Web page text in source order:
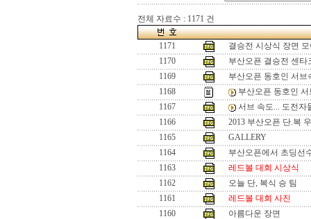
전체 자료수 : 1171 건
1171
결승전 시상식 장면
1170
부산오픈 결승전 센타
1169
부산오픈 동호인 서브
1168
부산오픈 동호인
1167
서브 속도... 도전자
1166
2013 부산오픈 단.복
1165
GALLERY
1164
부산오픈에서 초딩선
1163
레드볼 대회 시상식
1162
오늘 단, 복식 승 팀
1161
레드볼 대회 사진
1160
아름다운 장면